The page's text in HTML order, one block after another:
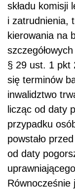
składu komisji
i zatrudnienia,
kierowania na
§ 29 ust. 1 pkt
się terminów
inwalidztwo
licząc od daty
przypadku
powstało
od daty